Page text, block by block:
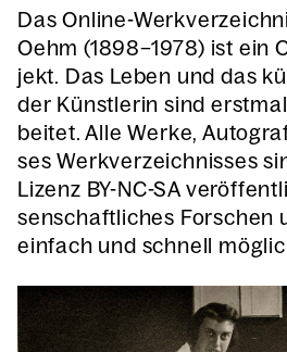
Das Online-
Oehm (1898–1978) ist ein
jekt. Das Leben und das
der Künst­le­rin sind
bei­tet. Alle Wer­ke,
ses Werk­ver­zeich­nis­ses
Lizenz BY-NC-SA
sen­schaft­li­ches For­schen
ein­fach und schnell